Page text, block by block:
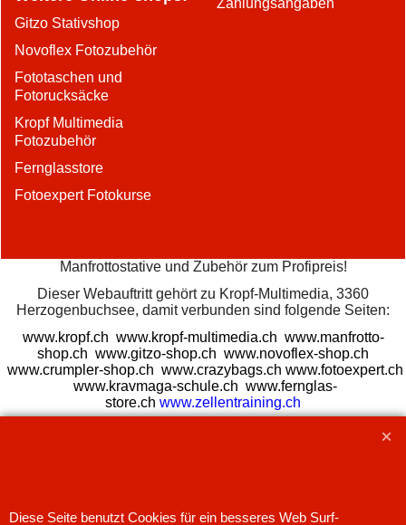
Zahlungsangaben
Gitzo Stativshop
Novoflex Fotozubehör
Fototaschen und
Fotorucksäcke
Kropf Multimedia
Fotozubehör
Fernglasstore
Fotoexpert Fotokurse
Manfrottostative und Zubehör zum Profipreis!
Dieser Webauftritt gehört zu Kropf-Multimedia, 3360
Herzogenbuchsee, damit verbunden sind folgende Seiten:
www.kropf.ch www.kropf-multimedia.ch www.manfrotto-
shop.ch www.gitzo-shop.ch www.novoflex-shop.ch
www.crumpler-shop.ch www.crazybags.ch www.fotoexpert.ch
www.kravmaga-schule.ch www.fernglas-
store.ch www.zellentraining.ch
Diese Seite benutzt Cookies für ein besseres Web Surf-